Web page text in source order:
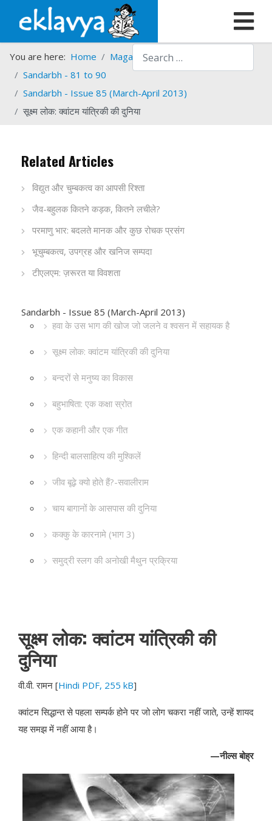
Search
You are here: Home Magazines
Sandarbh
Sandarbh - 81 to 90
Sandarbh - Issue 85 (March-April 2013)
सूक्ष्म लोक: क्वांटम यांत्रिकी की दुनिया
Related Articles
विद्युत और चुम्बकत्व का आपसी रिश्ता
जैव-बहुलक कितने कड़क, कितने लचीले?
परमाणु भार: बदलते मानक और कुछ रोचक प्रसंग
भूचुम्बकत्व, उपग्रह और खनिज सम्पदा
टीएलएम: ज़रूरत या विवशता
Sandarbh - Issue 85 (March-April 2013)
हवा के उस भाग की खोज जो जलने व श्वसन में सहायक है
सूक्ष्म लोक: क्वांटम यांत्रिकी की दुनिया
बन्दरों से मनुष्य का विकास
बहुभाषिता: एक कक्षा स्रोत
एक कहानी और एक गीत
हिन्दी बालसाहित्य की मुश्किलें
जीव बूढ़े क्यो होते हैं?-सवालीराम
चाय बागानों के आसपास की दुनिया
कक्कु के कारनामे (भाग 3)
समुद्री स्लग की अनोखी मैथुन प्रक्रिया
सूक्ष्म लोक: क्वांटम यांत्रिकी की
दुनिया
वी.वी. रामन [Hindi PDF, 255 kB]
क्वांटम सिद्धान्त से पहला सम्पर्क होने पर जो लोग चकरा नहीं जाते, उन्हें शायद
यह समझ में नहीं आया है।
—नील्स बोह्र